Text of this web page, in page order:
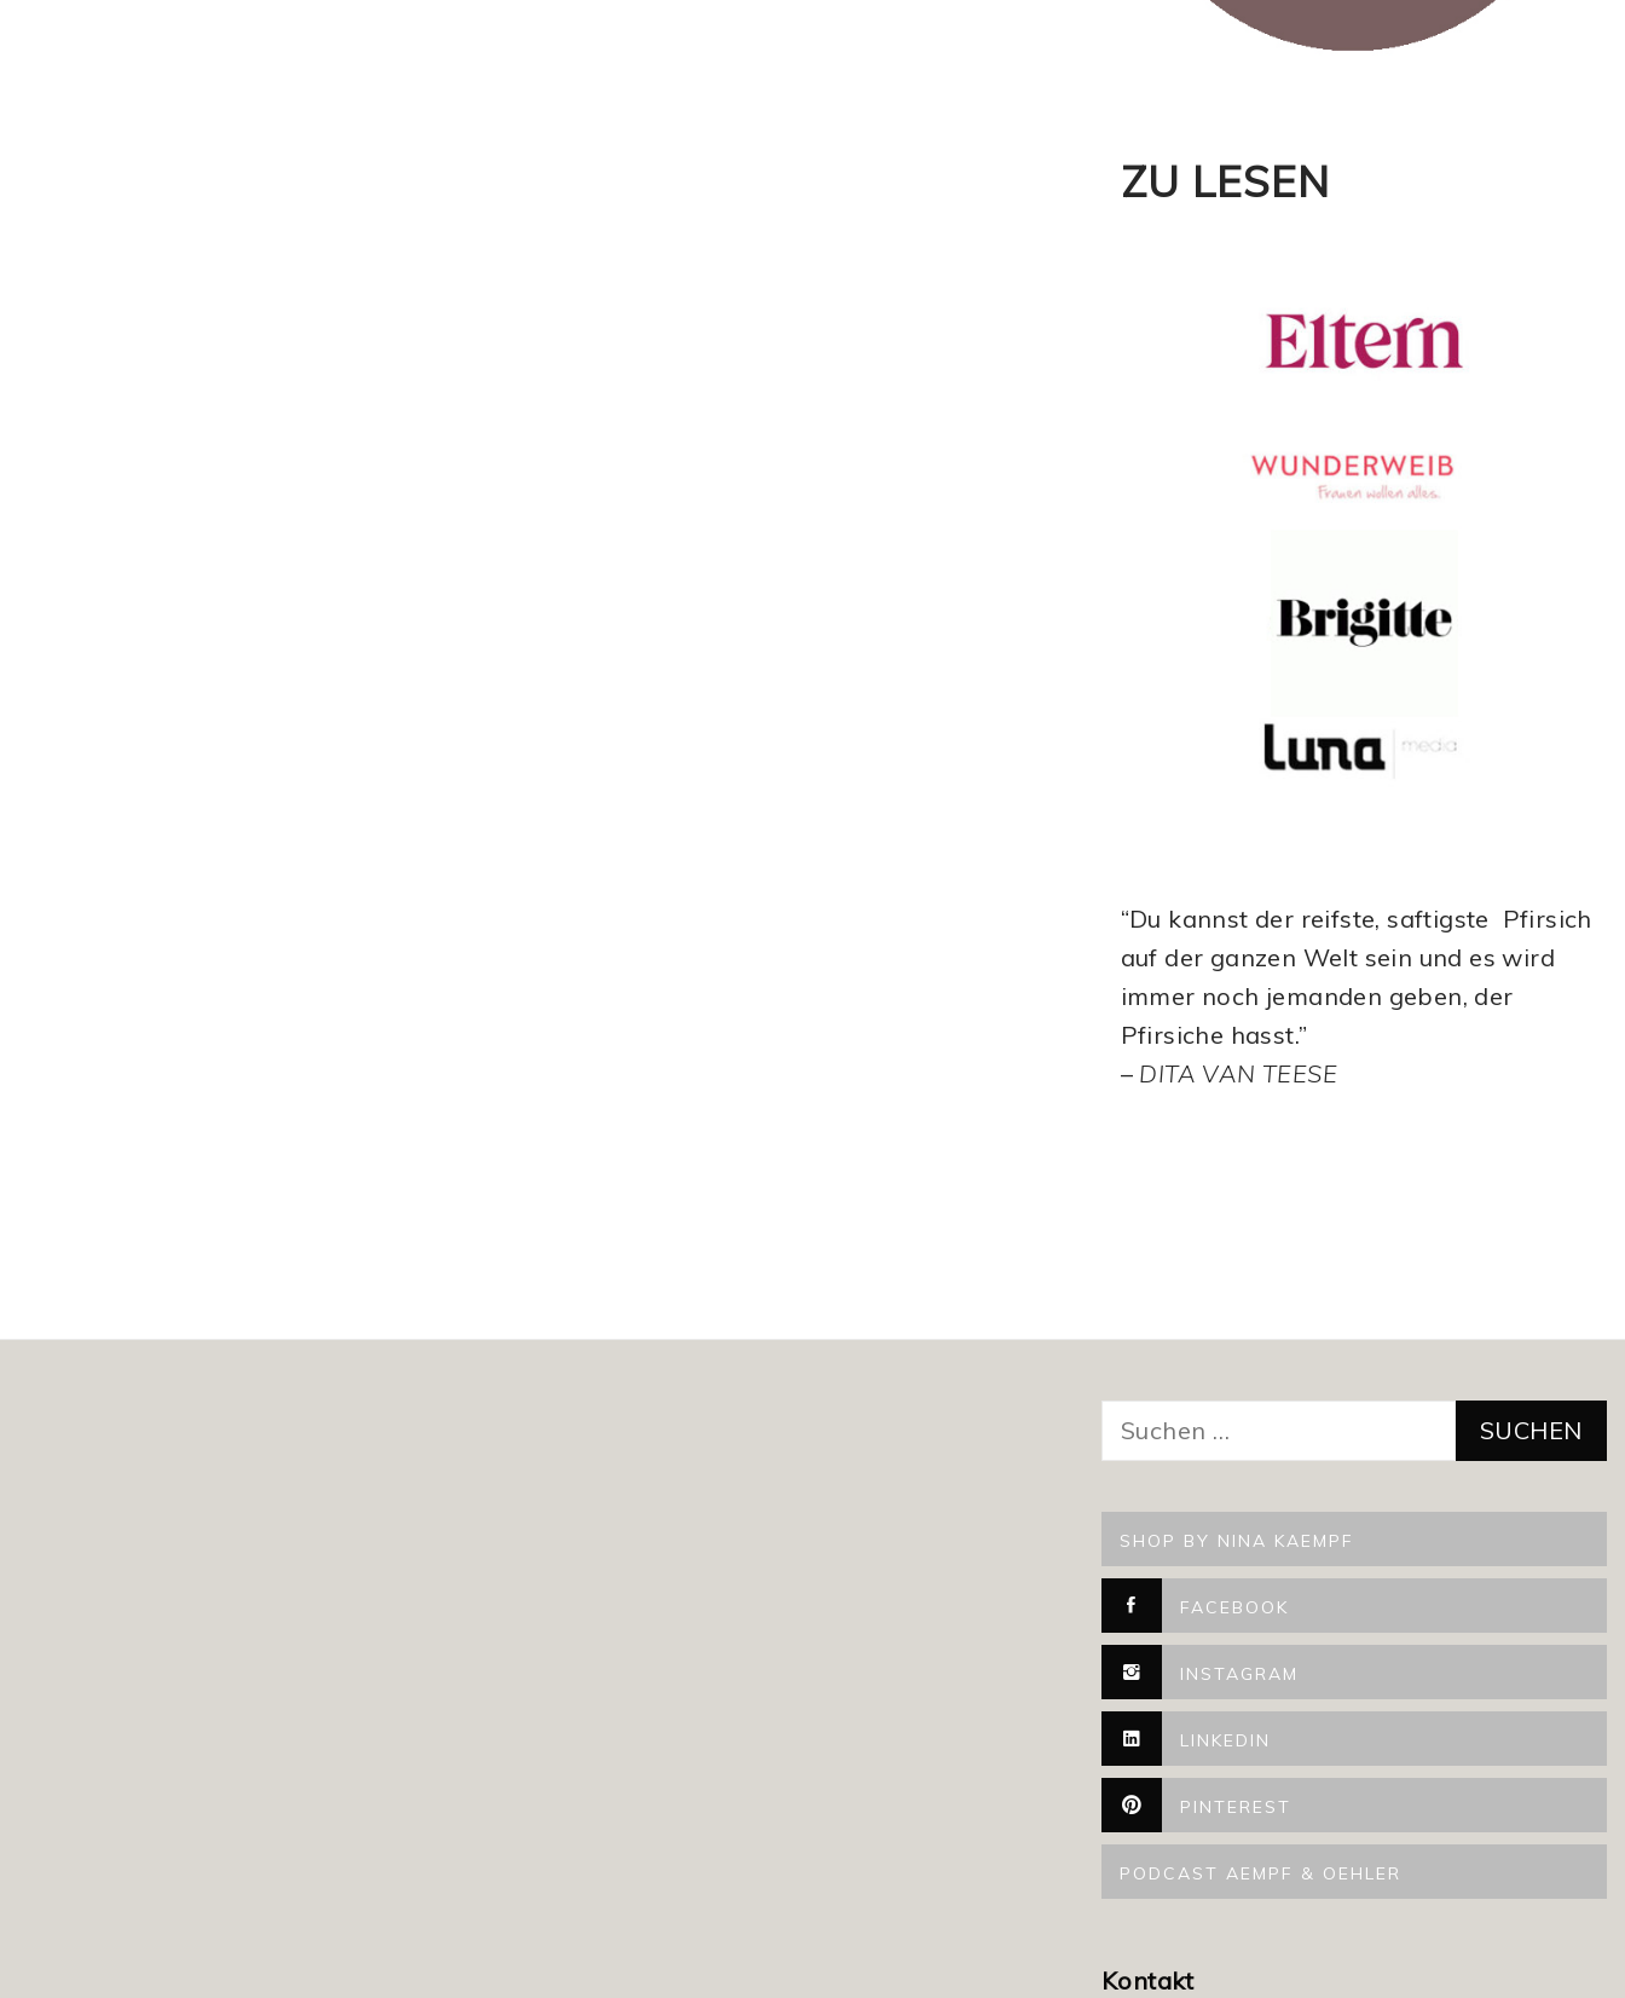
ZU LESEN
“Du kannst der reifste, saftigste Pfirsich
auf der ganzen Welt sein und es wird
immer noch jemanden geben, der
Pfirsiche hasst.”
– DITA VAN TEESE
nach:
SHOP BY NINA KAEMPF
FACEBOOK
INSTAGRAM
LINKEDIN
PINTEREST
PODCAST AEMPF & OEHLER
Kontakt